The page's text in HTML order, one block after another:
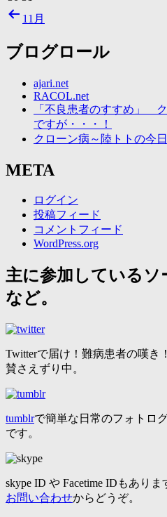
11月
ブログロール
ajari.net
RACOL.net
「不良患者のすすめ」
ですが・・・！
クローン病～陸トトの今
META
ログイン
投稿フィード
コメントフィード
WordPress.org
主に参加している
など。
Twitterで届け！難病患者の嘆き
賛さえずり中。
tumblrで簡単な日常のフォトロ
です。
skype ID や Facetime IDもあり
お問い合わせからどうぞ。